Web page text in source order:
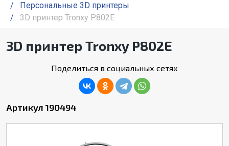
/
Персональные 3D принтеры
/
3D принтер Tronxy P802E
3D принтер Tronxy P802E
Поделиться в социальных сетях
Артикул 190494